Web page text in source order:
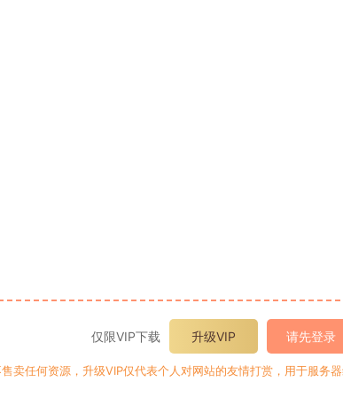
仅限VIP下载 升级VIP 请先登录
卖任何资源，升级VIP仅代表个人对网站的友情打赏，用于服务